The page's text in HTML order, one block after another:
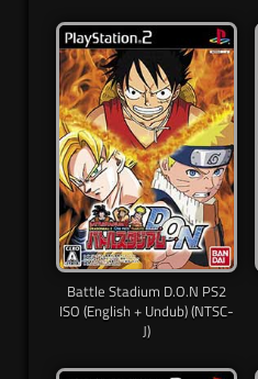
Battle Stadium D.O.N PS2
ISO (English + Undub) (NTSC-
J)